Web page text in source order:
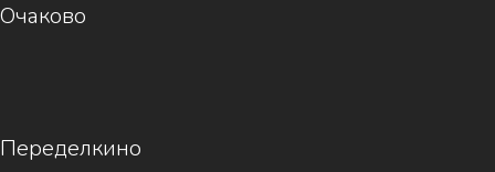
Очаково
Переделкино